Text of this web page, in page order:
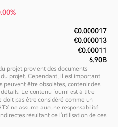
€0.000017
€0.000013
€0.00011
6.90B
projet provient des documents
projet. Cependant, il est important
peuvent être obsolètes, contenir des
Le contenu fourni est à titre
pas être considéré comme un
ne assume aucune responsabilité
résultant de l'utilisation de ces